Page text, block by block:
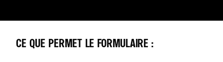
CE QUE PERMET LE FORMULAIRE :